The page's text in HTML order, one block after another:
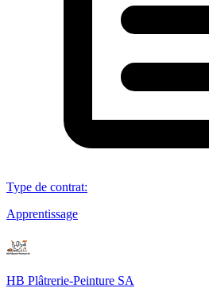
Type de contrat:
Apprentissage
HB Plâtrerie-Peinture SA